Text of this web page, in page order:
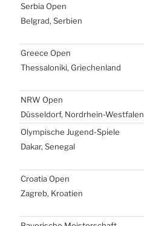
Ser­bia Open
Bel­grad, Ser­bi­en
Greece Open
Thes­sa­lo­ni­ki, Grie­chen­land
NRW Open
Düs­sel­dorf, Nord­rhein-West­fa­len
Olym­pi­sche Jugend-Spie­le
Dakar, Sene­gal
Croa­tia Open
Zagreb, Kroa­ti­en